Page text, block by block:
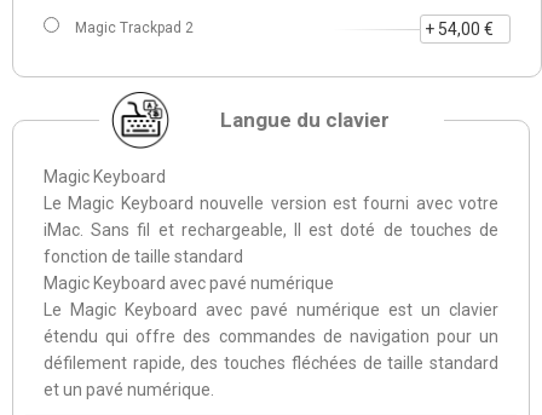
Magic Trackpad 2 + 54,00 €
Langue du clavier
Magic Keyboard
Le Magic Keyboard nouvelle version est fourni avec votre
iMac. Sans fil et rechargeable, Il est doté de touches de
fonction de taille standard
Magic Keyboard avec pavé numérique
Le Magic Keyboard avec pavé numérique est un clavier
étendu qui offre des commandes de navigation pour un
défilement rapide, des touches fléchées de taille standard
et un pavé numérique.